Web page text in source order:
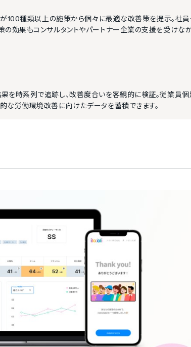
100種類以上の施策から個々に最適な改善策を提示。社員
効果もコンサルタントやパートナー企業の支援を受けな
を時系列で追跡し、改善度合いを客観的に検証。従業員個
な労働環境改善に向けたデータを蓄積できます。